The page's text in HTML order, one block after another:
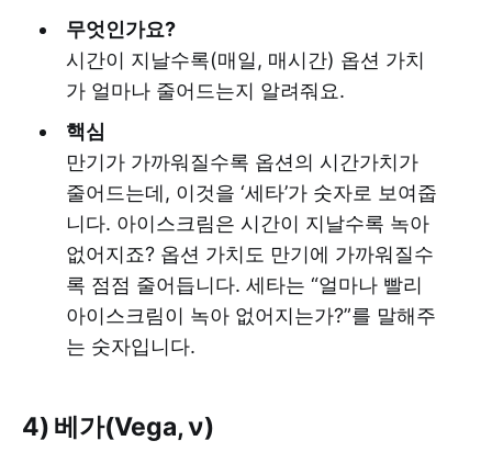
무엇인가요?
시간이 지날수록(매일, 매시간) 옵션 가치
가 얼마나 줄어드는지 알려줘요.
핵심
만기가 가까워질수록 옵션의 시간가치가
줄어드는데, 이것을 ‘세타’가 숫자로 보여줍
니다. 아이스크림은 시간이 지날수록 녹아
없어지죠? 옵션 가치도 만기에 가까워질수
록 점점 줄어듭니다. 세타는 “얼마나 빨리
아이스크림이 녹아 없어지는가?”를 말해주
는 숫자입니다.
4) 베가(Vega, ν)